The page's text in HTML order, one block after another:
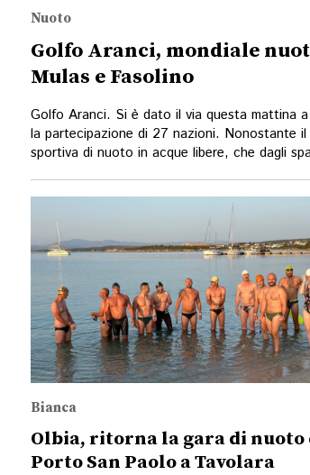
Nuoto
Golfo Aranci, mondiale
Mulas e Fasolino
Golfo Aranci. Si è dato il via questa mattina
la partecipazione di 27 nazioni. Nonostante
sportiva di nuoto in acque libere, che dagli
Bianca
Olbia, ritorna la gara di nuoto
Porto San Paolo a Tavolara